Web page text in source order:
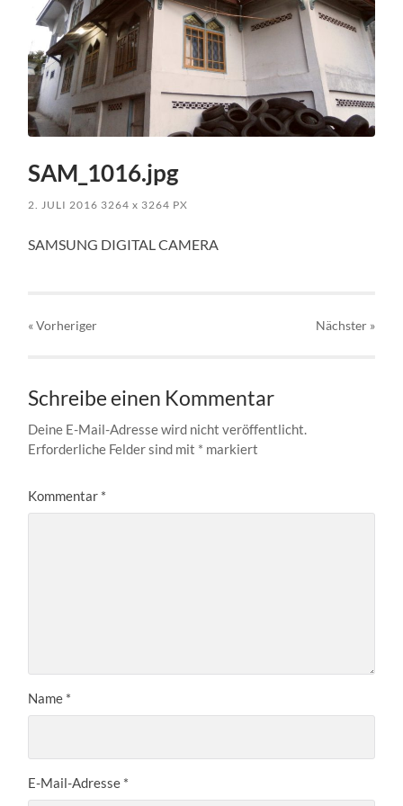
SAM_1016.jpg
2. JULI 2016 3264x 3264 PX
SAMSUNG DIGITAL CAMERA
« Vorheriger Nächster »
Schreibe einen Kommentar
Deine E-Mail-Adresse wird nicht veröffentlicht.
Erforderliche Felder sind mit * markiert
Kommentar *
Name *
E-Mail-Adresse *